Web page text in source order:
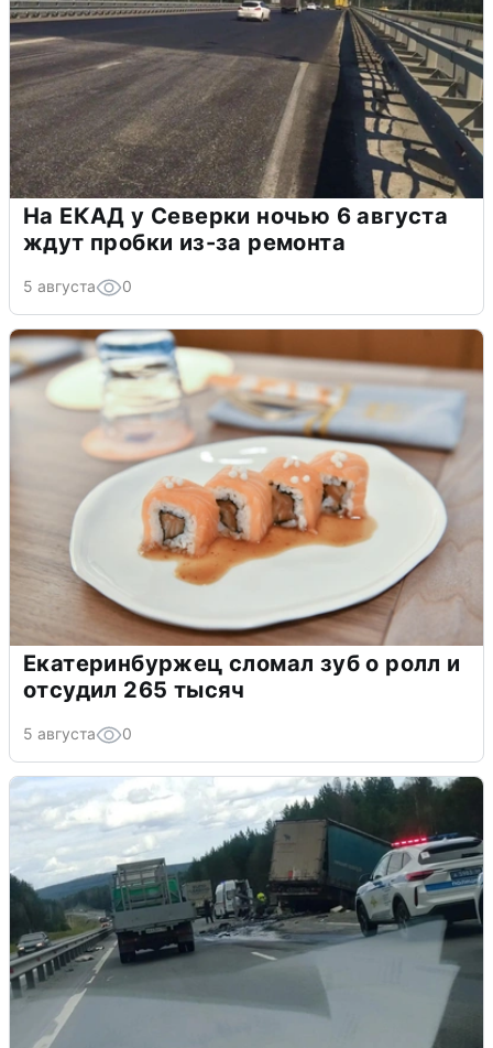
На ЕКАД у Северки ночью 6 августа
ждут пробки из-за ремонта
5 августа 0
Екатеринбуржец сломал зуб о ролл и
отсудил 265 тысяч
5 августа 0